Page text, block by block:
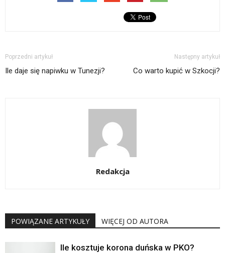
Poprzedni artykuł
Ile daje się napiwku w Tunezji?
Następny artykuł
Co warto kupić w Szkocji?
Redakcja
POWIĄZANE ARTYKUŁY WIĘCEJ OD AUTORA
Ile kosztuje korona duńska w PKO?